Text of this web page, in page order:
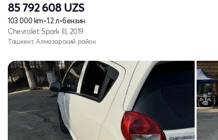
85 792 608 UZS
103 000 km•1.2 л•бензин
Chevrolet Spark III, 2019
Ташкент, Алмазарский район